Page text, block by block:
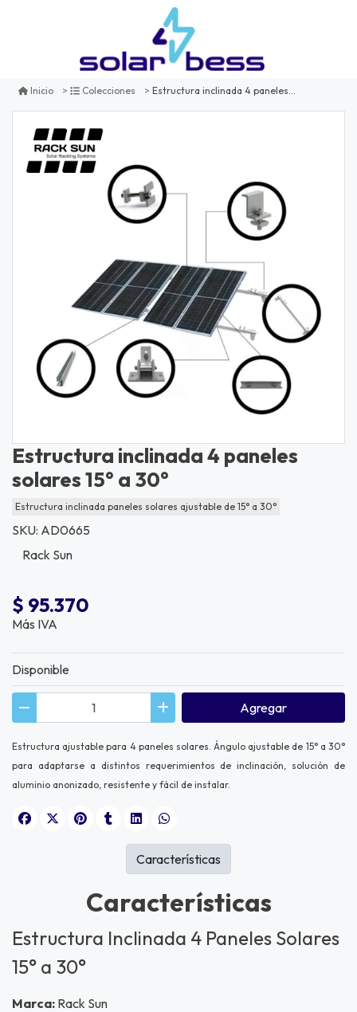
Inicio Colecciones Estructura inclinada 4 paneles solares 15° a 30°
Estructura inclinada 4 paneles
solares 15° a 30°
Estructura inclinada paneles solares ajustable de 15° a 30°
SKU: AD0665
Rack Sun
$ 95.370
Más IVA
Disponible
Agregar
Estructura ajustable para 4 paneles solares. Ángulo ajustable de 15° a 30°
para adaptarse a distintos requerimientos de inclinación, solución de
aluminio anonizado, resistente y fácil de instalar.
Características
Estructura Inclinada 4 Paneles Solares
15° a 30°
Marca: Rack Sun
Características